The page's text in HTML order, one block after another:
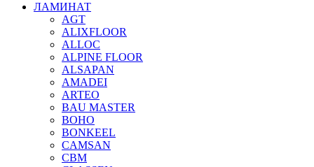
ЛАМИНАТ
AGT
ALIXFLOOR
ALLOC
ALPINE FLOOR
ALSAPAN
AMADEI
ARTEO
BAU MASTER
BOHO
BONKEEL
CAMSAN
CBM